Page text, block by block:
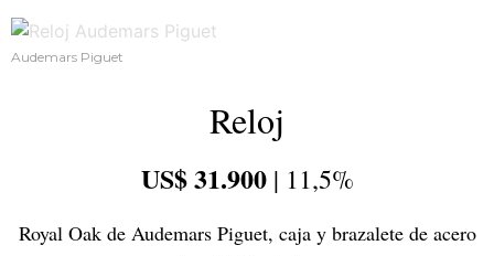
Audemars Piguet
Reloj
US$ 31.900| 11,5%
Royal Oak de Audemars Piguet, caja y brazalete de acero